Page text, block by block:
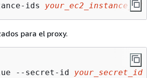
ids your_ec2_instance_id
para el proxy.
--secret-id your_secret_id